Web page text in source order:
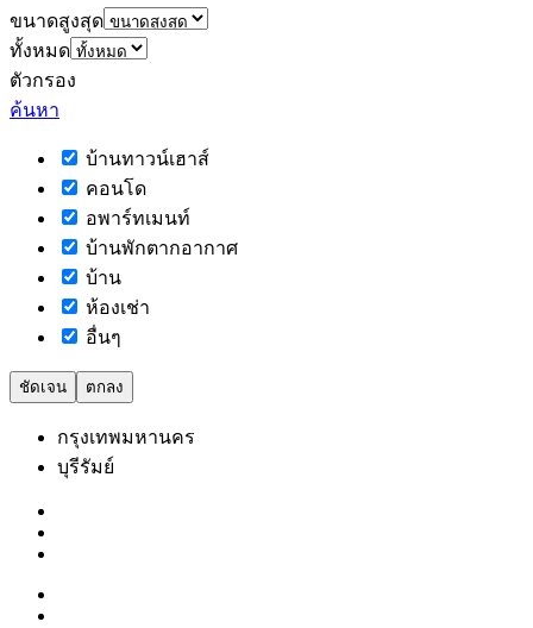
ขนาดสูงสุด
ทั้งหมด
ตัวกรอง
ค้นหา
บ้านทาวน์เฮาส์
คอนโด
อพาร์ทเมนท์
บ้านพักตากอากาศ
บ้าน
ห้องเช่า
อื่นๆ
ชัดเจน ตกลง
กรุงเทพมหานคร
บุรีรัมย์